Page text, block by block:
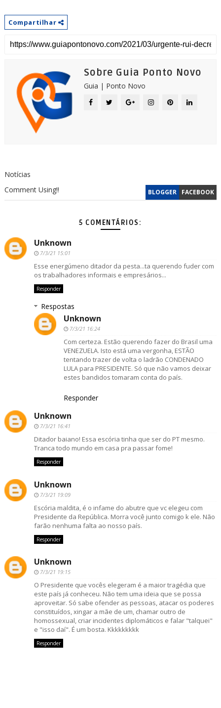
Compartilhar
Sobre Guia Ponto Novo
Guia | Ponto Novo
Notícias
BLOGGER FACEBOOK
Comment Using!!
5 COMENTÁRIOS:
Unknown
7/3/21 15:01
Esse energúmeno ditador da pesta...ta querendo fuder com
os trabalhadores informais e empresários...
Responder
Respostas
Unknown
7/3/21 16:24
Com certeza. Estão querendo fazer do Brasil uma
VENEZUELA. Isto está uma vergonha, ESTÃO
tentando trazer de volta o ladrão CONDENADO
LULA para PRESIDENTE. Só que não vamos deixar
estes bandidos tomaram conta do país.
Responder
Unknown
7/3/21 16:41
Ditador baiano! Essa escória tinha que ser do PT mesmo.
Tranca todo mundo em casa pra passar fome!
Responder
Unknown
7/3/21 19:09
Escória maldita, é o infame do abutre que vc elegeu com
Presidente da República. Morra você junto comigo k ele. Não
farão nenhuma falta ao nosso país.
Responder
Unknown
7/3/21 19:15
O Presidente que vocês elegeram é a maior tragédia que
este país já conheceu. Não tem uma ideia que se possa
aproveitar. Só sabe ofender as pessoas, atacar os poderes
constituídos, xingar a mãe de um, chamar outro de
homossexual, criar incidentes diplomáticos e falar "talquei"
e "isso daí". É um bosta. Kkkkkkkkk
Responder